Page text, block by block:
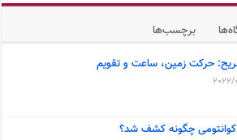
برچسب‌ها
حرکت زمین، ساعت و تقویم
2022/
کوانتومی چگونه کشف شد؟